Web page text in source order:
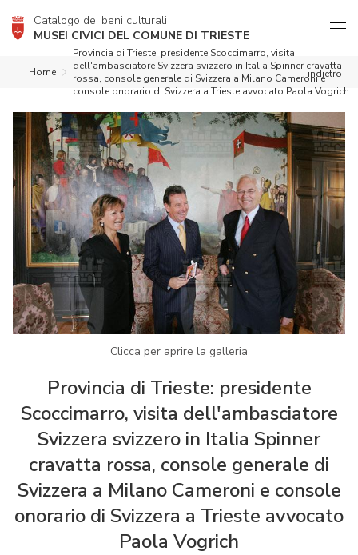
Catalogo dei beni culturali
MUSEI CIVICI DEL COMUNE DI TRIESTE
indietro
Home
Provincia di Trieste: presidente Scoccimarro, visita
dell'ambasciatore Svizzera svizzero in Italia Spinner cravatta
rossa, console generale di Svizzera a Milano Cameroni e
console onorario di Svizzera a Trieste avvocato Paola Vogrich
Clicca per aprire la galleria
Provincia di Trieste: presidente
Scoccimarro, visita dell'ambasciatore
Svizzera svizzero in Italia Spinner
cravatta rossa, console generale di
Svizzera a Milano Cameroni e console
onorario di Svizzera a Trieste avvocato
Paola Vogrich